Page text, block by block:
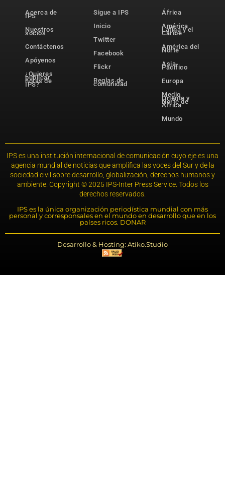
Acerca de
IPS
Nuestros
socios
Contáctenos
Apóyenos
¿Quieres
publicar
notas de
IPS?
Sigue a IPS
Inicio
Twitter
Facebook
Flickr
Reglas de
comunidad
África
América
Latina y el
Caribe
América del
Norte
Asia-
Pacífico
Europa
Medio
Oriente y
Norte de
África
Mundo
IPS es una institución internacional de comunicación cuyo eje es una
agencia mundial de noticias que amplifica las voces del Sur y de la
sociedad civil sobre desarrollo, globalización, derechos humanos y
ambiente. Copyright © 2025 IPS-Inter Press Service. Todos los
derechos reservados.
IPS es la única organización periodística mundial con más
personal y corresponsales en el mundo en desarrollo que en los
países ricos. DONAR
Desarrollo & Hosting: Atiko.Studio